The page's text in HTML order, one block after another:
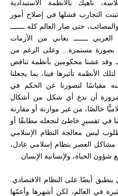
ناهيك بالأنظمة الاستبدادية
التجارب فشلها في إصلاح أمور
حتى صار العالم كله ـــــــ
العربي ـــــــ يعاني من الأزمات
بصورة مستمرة... وعلى الرغم من
وقد عشنا محكومين بأنظمة تناقض
الأنظمة تأثيرها فينا، بما يجعلنا
مقياسًا لتصورنا عن الحكم في
أن ندع أي شكل من أشكال
خالصًا، من غير موازنة أو مقارنة
في تفسيرٍ خاطئ لنجعله مطابقًا أو
ليس معالجة النظام الإسلامي
العصر بنظام إسلامي عادل،
شؤون الحياة، ولإنسانية الإنسان.
أيضًا على النظام الاقتصادي.
في العالم، لكن أشهرها وأعمّها